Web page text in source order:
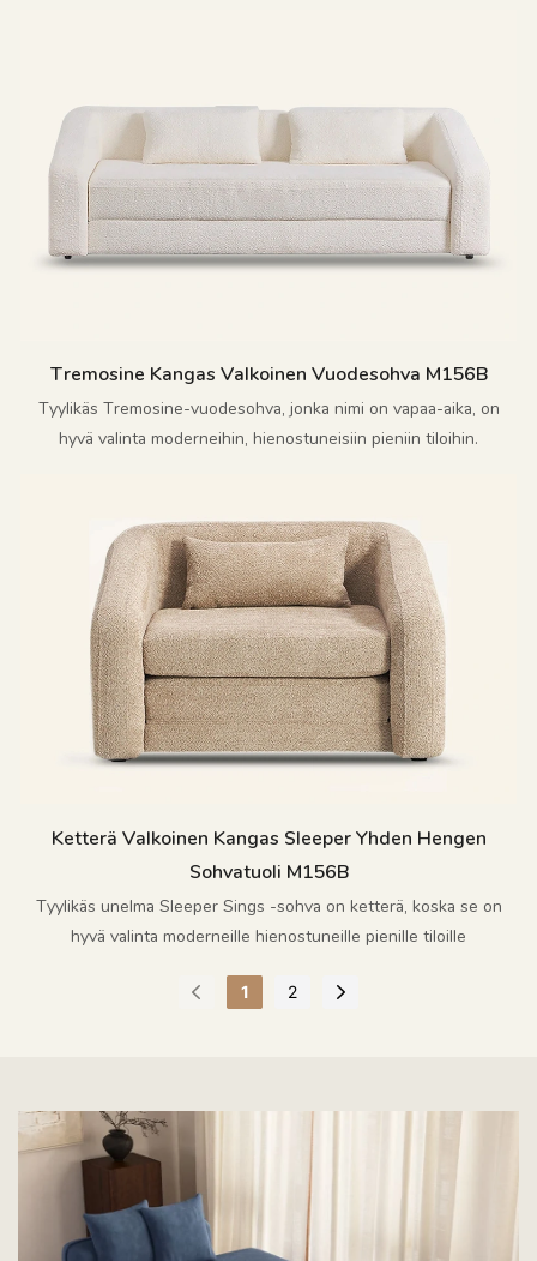
Tremosine Kangas Valkoinen Vuodesohva M156B
Tyylikäs Tremosine-vuodesohva, jonka nimi on vapaa-aika, on
hyvä valinta moderneihin, hienostuneisiin pieniin tiloihin.
Ketterä Valkoinen Kangas Sleeper Yhden Hengen
Sohvatuoli M156B
Tyylikäs unelma Sleeper Sings -sohva on ketterä, koska se on
hyvä valinta moderneille hienostuneille pienille tiloille
1 2